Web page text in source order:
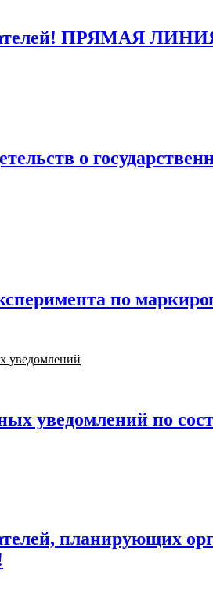
ПРЯМАЯ
о
по
уведомлений
уведомлений по
планирующих